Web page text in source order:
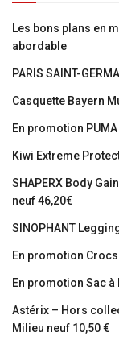
Les bons plans en
abordable
PARIS SAINT-
Casquette Bayern
En promotion
Kiwi Extreme
SHAPERX Body
neuf 46,20€
SINOPHANT
En promotion
En promotion Sac à
Astérix – Hors
Milieu neuf 10,50 €